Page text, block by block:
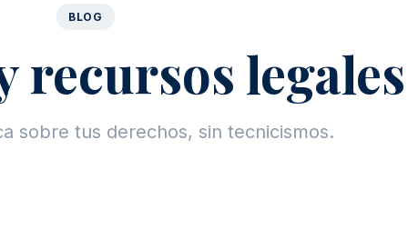
BLOG
recursos legales
sobre tus derechos, sin tecnicismos.